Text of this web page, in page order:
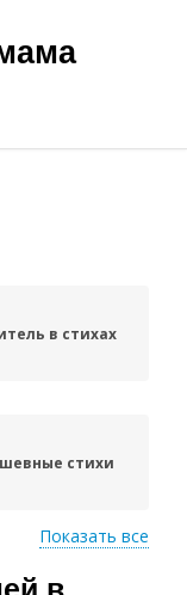
в стихах
стихи
ко
Показать все